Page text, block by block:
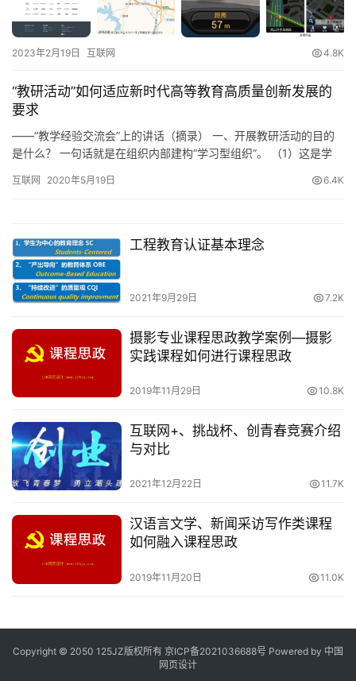
2023年2月19日 互联网 4.8K
“教研活动”如何适应新时代高等教育高质量创新发展的
要求
——“教学经验交流会”上的讲话（摘录） 一、开展教研活动的目的
是什么？ 一句话就是在组织内部建构“学习型组织”。 （1）这是学
教学研究、教学经验、教学方法等方面，进行相互交流学习、相互
教学…
互联网 2020年5月19日 6.4K
工程教育认证基本理念
2021年9月29日 7.2K
摄影专业课程思政教学案例—摄影
实践课程如何进行课程思政
2019年11月29日 10.8K
互联网+、挑战杯、创青春竞赛介绍
与对比
2021年12月22日 11.7K
汉语言文学、新闻采访写作类课程
如何融入课程思政
2019年11月20日 11.0K
Copyright © 2050 125JZ版权所有 京ICP备2021036688号 Powered by 中国
网页设计